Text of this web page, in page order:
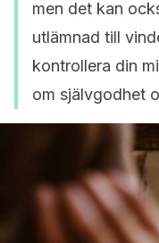
men det kan
utlämnad till
kontrollera din
om självgodhet